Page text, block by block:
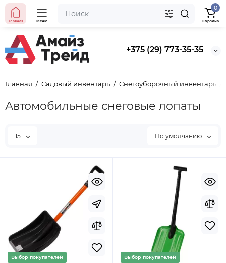
+375 (29) 773-35-35
Главная Меню
0
Корзина
Главная Садовый инвентарь Снегоуборочный инвентарь
Автомобильные снеговые лопаты
15 По умолчанию
Выбор покупателей Выбор покупателей